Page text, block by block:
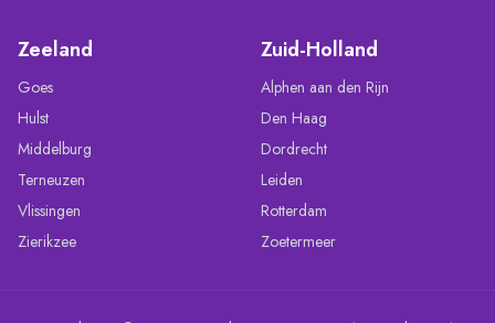
Zeeland
Goes
Hulst
Middelburg
Terneuzen
Vlissingen
Zierikzee
Zuid-Holland
Alphen aan den Rijn
Den Haag
Dordrecht
Leiden
Rotterdam
Zoetermeer